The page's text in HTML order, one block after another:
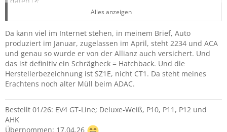
https://www.adac.de/rund-ums-f…/341450/#technische-
daten
oder HUK24
pasted-from-clipboard.png
Mein Händler hat es auch verwechselt und meinen
Hatchback als Fastback zugelassen
Alles anzeigen
Da kann viel im Internet stehen, in meinem Brief, Auto
produziert im Januar, zugelassen im April, steht 2234 und ACA
und genau so wurde er von der Allianz auch versichert. Und
das ist definitiv ein Schrägheck = Hatchback. Und die
Herstellerbezeichnung ist SZ1E, nicht CT1. Da steht meines
Erachtens noch alter Müll beim ADAC.
Bestellt 01/26: EV4 GT-Line; Deluxe-Weiß, P10, P11, P12 und
AHK
Übernommen: 17.04.26